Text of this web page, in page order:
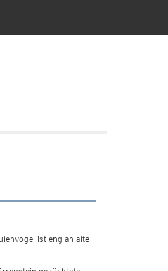
ist eng an alte